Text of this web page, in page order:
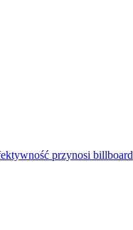
przynosi billboard